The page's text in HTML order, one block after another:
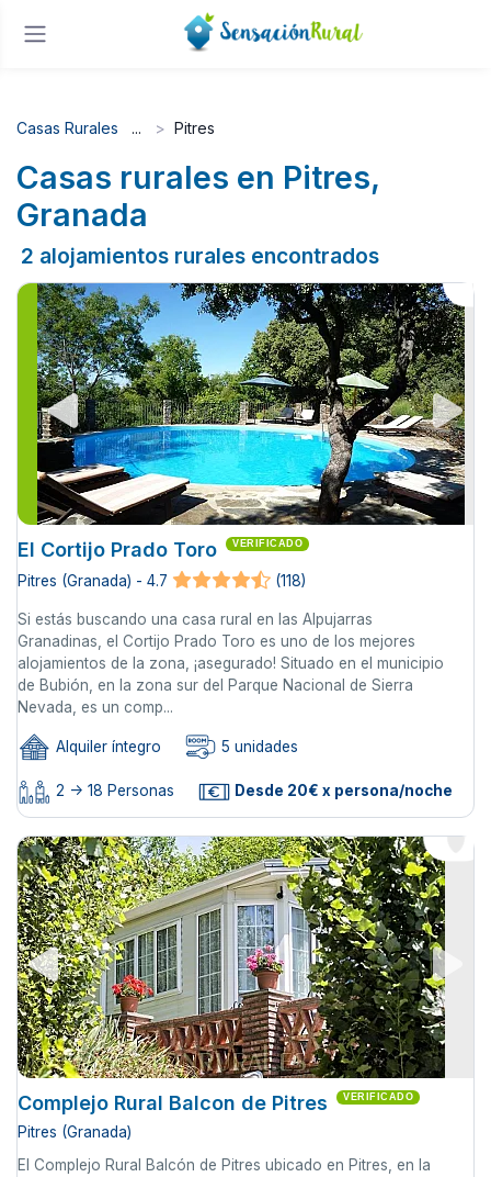
Casas Rurales Pitres
Casas rurales en Pitres,
Granada
2 alojamientos rurales encontrados
El Cortijo Prado Toro VERIFICADO
Pitres (Granada) - 4.7 (118)
Si estás buscando una casa rural en las Alpujarras
Granadinas, el Cortijo Prado Toro es uno de los mejores
alojamientos de la zona, ¡asegurado! Situado en el municipio
de Bubión, en la zona sur del Parque Nacional de Sierra
Nevada, es un comp...
Alquiler íntegro 5 unidades
2 -> 18 Personas Desde 20€ x persona/noche
Complejo Rural Balcon de Pitres VERIFICADO
Pitres (Granada)
El Complejo Rural Balcón de Pitres ubicado en Pitres, en la